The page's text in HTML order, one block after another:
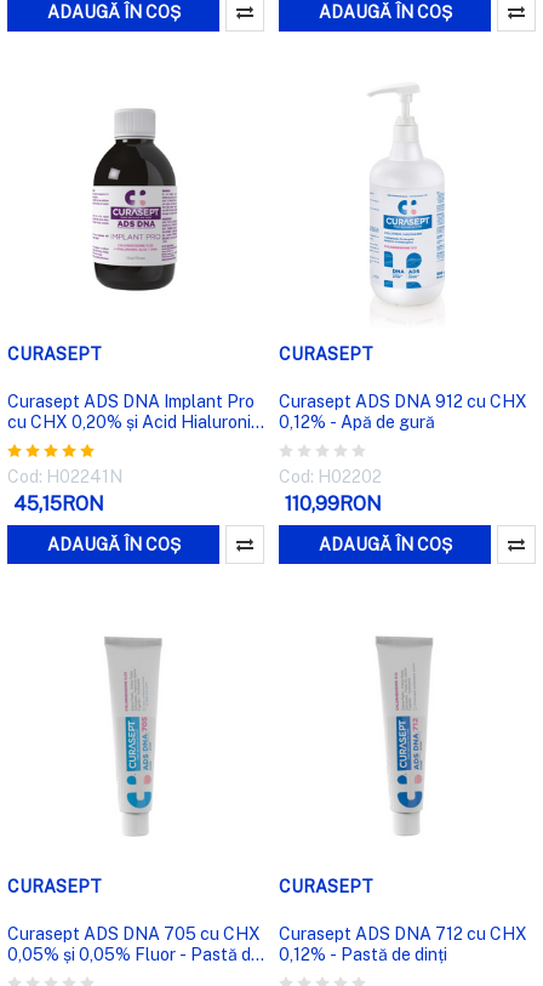
ADAUGĂ ÎN COȘ ADAUGĂ ÎN COȘ
CURASEPT
Curasept ADS DNA Implant Pro
cu CHX 0,20% și Acid Hialuronic
- Apă de gură
Cod: H02241N
45,15RON
ADAUGĂ ÎN COȘ
CURASEPT
Curasept ADS DNA 912 cu CHX
0,12% - Apă de gură
Cod: H02202
110,99RON
ADAUGĂ ÎN COȘ
CURASEPT
Curasept ADS DNA 705 cu CHX
0,05% și 0,05% Fluor - Pastă de
dinți
CURASEPT
Curasept ADS DNA 712 cu CHX
0,12% - Pastă de dinți